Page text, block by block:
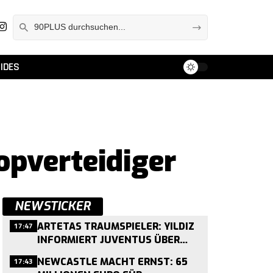
NEWSTICKER
17:47 ARTETAS TRAUMSPIELER: YILDIZ
INFORMIERT JUVENTUS ÜBER
MILLIONEN-FORDERUNG STEHT
17:43 NEWCASTLE MACHT ERNST: 65